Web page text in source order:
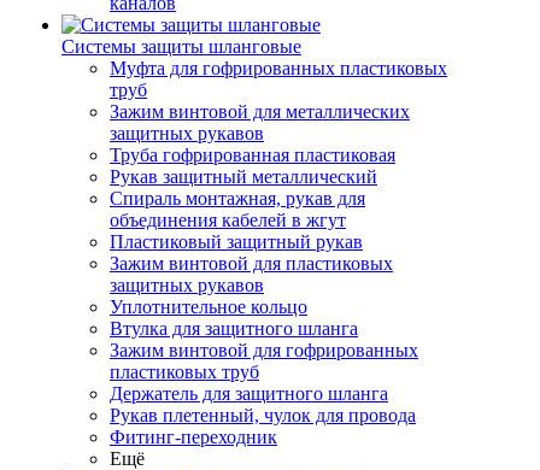
Системы защиты шланговые
Муфта для гофрированных пластиковых
труб
Зажим винтовой для металлических
защитных рукавов
Труба гофрированная пластиковая
Рукав защитный металлический
Спираль монтажная, рукав для
объединения кабелей в жгут
Пластиковый защитный рукав
Зажим винтовой для пластиковых
защитных рукавов
Уплотнительное кольцо
Втулка для защитного шланга
Зажим винтовой для гофрированных
пластиковых труб
Держатель для защитного шланга
Рукав плетенный, чулок для провода
Фитинг-переходник
Ещё